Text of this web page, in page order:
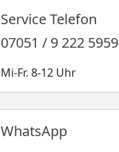
Service Telefon
07051 / 9 222 5959
Mi-Fr. 8-12 Uhr
WhatsApp